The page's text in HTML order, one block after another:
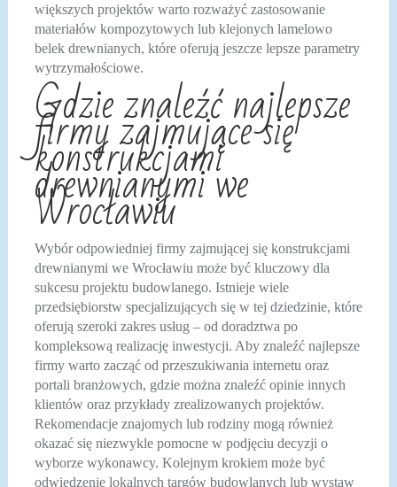
większych projektów warto rozważyć zastosowanie
materiałów kompozytowych lub klejonych lamelowo
belek drewnianych, które oferują jeszcze lepsze parametry
wytrzymałościowe.
Gdzie znaleźć najlepsze
firmy zajmujące się
konstrukcjami
drewnianymi we
Wrocławiu
Wybór odpowiedniej firmy zajmującej się konstrukcjami
drewnianymi we Wrocławiu może być kluczowy dla
sukcesu projektu budowlanego. Istnieje wiele
przedsiębiorstw specjalizujących się w tej dziedzinie, które
oferują szeroki zakres usług – od doradztwa po
kompleksową realizację inwestycji. Aby znaleźć najlepsze
firmy warto zacząć od przeszukiwania internetu oraz
portali branżowych, gdzie można znaleźć opinie innych
klientów oraz przykłady zrealizowanych projektów.
Rekomendacje znajomych lub rodziny mogą również
okazać się niezwykle pomocne w podjęciu decyzji o
wyborze wykonawcy. Kolejnym krokiem może być
odwiedzenie lokalnych targów budowlanych lub wystaw